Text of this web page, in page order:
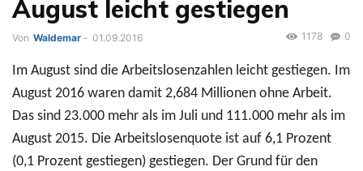
August leicht gestiegen
Von Waldemar - 01.09.2016 0
1178
Im August sind die Arbeitslosenzahlen leicht gestiegen. Im
August 2016 waren damit 2,684 Millionen ohne Arbeit.
Das sind 23.000 mehr als im Juli und 111.000 mehr als im
August 2015. Die Arbeitslosenquote ist auf 6,1 Prozent
(0,1 Prozent gestiegen) gestiegen. Der Grund für den